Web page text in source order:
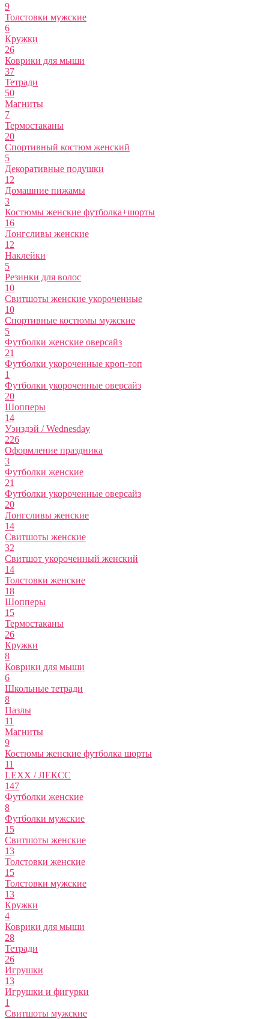
9
Толстовки мужские
6
Кружки
26
Коврики для мыши
37
Тетради
50
Магниты
7
Термостаканы
20
Спортивный костюм женский
5
Декоративные подушки
12
Домашние пижамы
3
Костюмы женские футболка+шорты
16
Лонгсливы женские
12
Наклейки
5
Резинки для волос
10
Свитшоты женские укороченные
10
Спортивные костюмы мужские
5
Футболки женские оверсайз
21
Футболки укороченные кроп-топ
1
Футболки укороченные оверсайз
20
Шопперы
14
Уэнздэй / Wednesday
226
Оформление праздника
3
Футболки женские
21
Футболки укороченные оверсайз
20
Лонгсливы женские
14
Свитшоты женские
32
Свитшот укороченный женский
14
Толстовки женские
18
Шопперы
15
Термостаканы
26
Кружки
8
Коврики для мыши
6
Школьные тетради
8
Пазлы
11
Магниты
9
Костюмы женские футболка шорты
11
LEXX / ЛЕКСС
147
Футболки женские
8
Футболки мужские
15
Свитшоты женские
13
Толстовки женские
15
Толстовки мужские
13
Кружки
4
Коврики для мыши
28
Тетради
26
Игрушки
13
Игрушки и фигурки
1
Свитшоты мужские